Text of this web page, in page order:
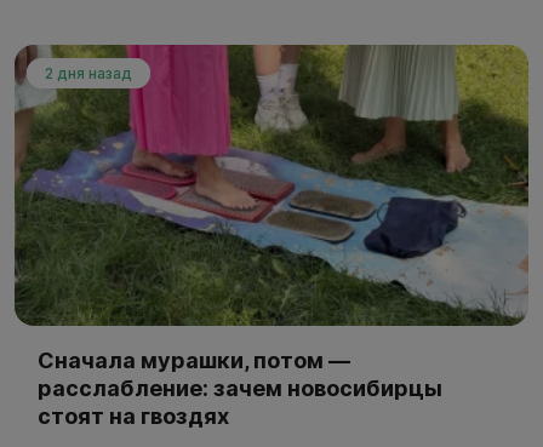
2 дня назад
Сначала мурашки, потом —
расслабление: зачем новосибирцы
стоят на гвоздях